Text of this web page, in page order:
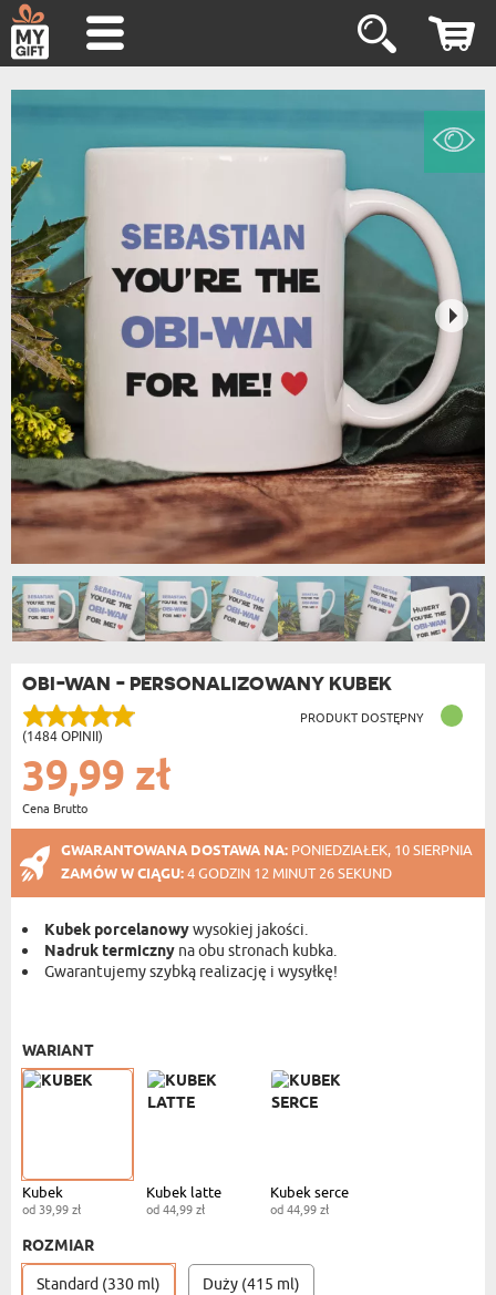
OBI-WAN - PERSONALIZOWANY KUBEK
(1484 OPINII)
PRODUKT DOSTĘPNY
39,99 zł
Cena Brutto
GWARANTOWANA DOSTAWA NA: PONIEDZIAŁEK, 10 SIERPNIA
ZAMÓW W CIĄGU:4 GODZIN 12 MINUT 26 SEKUND
Kubek porcelanowywysokiej jakości.
Nadruk termiczny na obu stronach kubka.
Gwarantujemy szybką realizację i wysyłkę!
WARIANT
Kubek
od 39,99 zł
Kubek latte
od 44,99 zł
Kubek serce
od 44,99 zł
ROZMIAR
Standard (330 ml) Duży (415 ml)